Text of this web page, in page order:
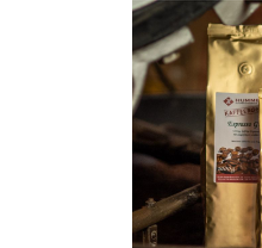
Bildergalerie überspringen